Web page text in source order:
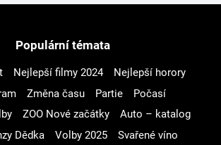
Populární témata
Nejlepší filmy 2024
Nejlepší horory
Změna času Partie
Počasí
ZOO Nové začátky
Auto – katalog
Dědka
Volby 2025
Svařené víno